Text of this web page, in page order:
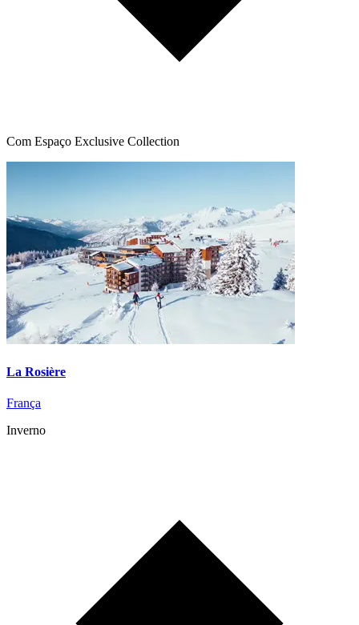
Com Espaço Exclusive Collection
La Rosière
França
Inverno